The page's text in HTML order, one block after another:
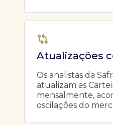
Atualizações
Os analistas da
atualizam as
mensalmente,
oscilações do